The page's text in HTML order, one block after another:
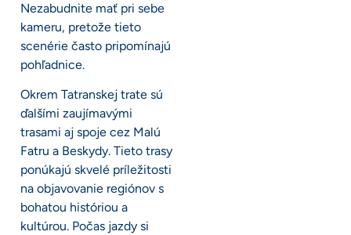
Nezabudnite mať pri sebe
kameru, pretože tieto
scenérie často pripomínajú
pohľadnice.
Okrem Tatranskej trate sú
ďalšími zaujímavými
trasami aj spoje cez Malú
Fatru a Beskydy. Tieto trasy
ponúkajú skvelé príležitosti
na objavovanie regiónov s
bohatou históriou a
kultúrou. Počas jazdy si